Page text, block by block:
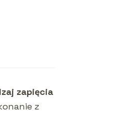
zapięcia
z